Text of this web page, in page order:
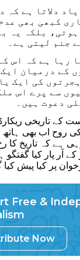
دلاتا ہے کہ
کبھی بھی
بلکہ یہ
جنم لیتی ہے۔
رہا ہے کہ اس
کے درمیان ایک
کی ایک
سے پرے اس
دعوت ہیں۔
کے تاریخی
روح اب بھی ہاتھ
ہے کہ تاریخ کا
آر پار کیا
پر کیا پیش کیا
Free &
Now